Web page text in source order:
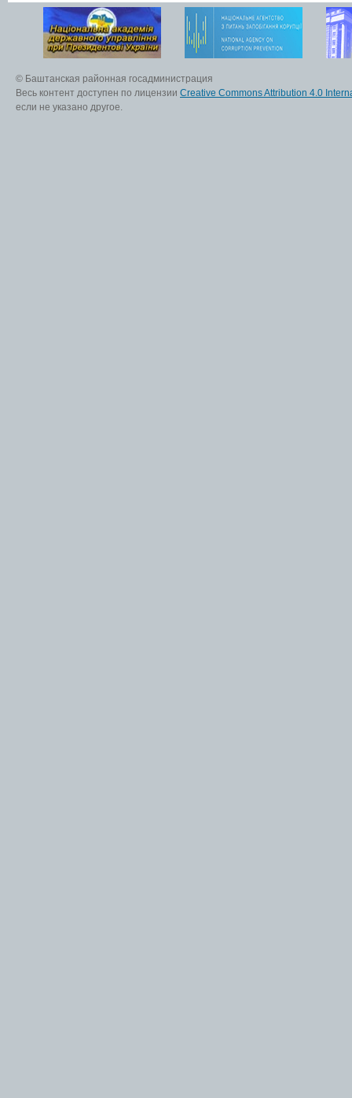
© Баштанская районная госадминистрация
Весь контент доступен по лицензии Creative Commons Attribution 4.0
если не указано другое.